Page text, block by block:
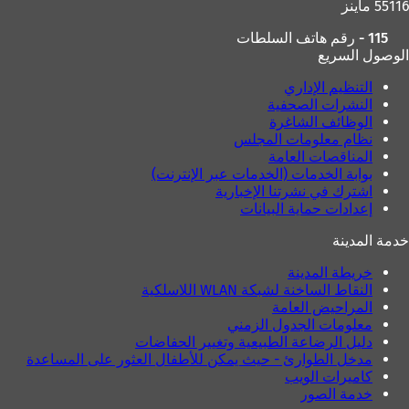
ي
د
55116 ماينز
115 - رقم هاتف السلطات
الوصول السريع
التنظيم الإداري
النشرات الصحفية
الوظائف الشاغرة
نظام معلومات المجلس
المناقصات العامة
بوابة الخدمات (الخدمات عبر الإنترنت)
اشترك في نشرتنا الإخبارية
إعدادات حماية البيانات
خدمة المدينة
خريطة المدينة
النقاط الساخنة لشبكة WLAN اللاسلكية
المراحيض العامة
معلومات الجدول الزمني
دليل الرضاعة الطبيعية وتغيير الحفاضات
مدخل الطوارئ - حيث يمكن للأطفال العثور على المساعدة
كاميرات الويب
خدمة الصور